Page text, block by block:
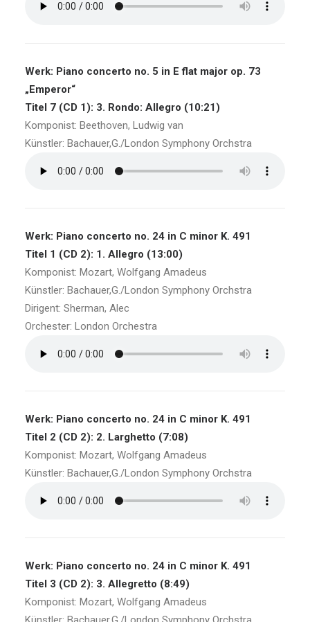
Werk: Piano concerto no. 5 in E flat major op. 73
„Emperor“
Titel 7 (CD 1): 3. Rondo: Allegro (10:21)
Komponist: Beethoven, Ludwig van
Künstler: Bachauer,G./London Symphony Orchstra
Werk: Piano concerto no. 24 in C minor K. 491
Titel 1 (CD 2): 1. Allegro (13:00)
Komponist: Mozart, Wolfgang Amadeus
Künstler: Bachauer,G./London Symphony Orchstra
Dirigent: Sherman, Alec
Orchester: London Orchestra
Werk: Piano concerto no. 24 in C minor K. 491
Titel 2 (CD 2): 2. Larghetto (7:08)
Komponist: Mozart, Wolfgang Amadeus
Künstler: Bachauer,G./London Symphony Orchstra
Werk: Piano concerto no. 24 in C minor K. 491
Titel 3 (CD 2): 3. Allegretto (8:49)
Komponist: Mozart, Wolfgang Amadeus